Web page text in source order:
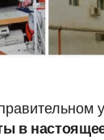
в